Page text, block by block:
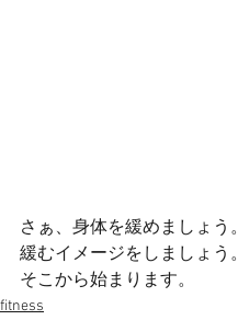
さぁ、身体を緩めましょう。
緩むイメージをしましょう。
そこから始まります。
fitness